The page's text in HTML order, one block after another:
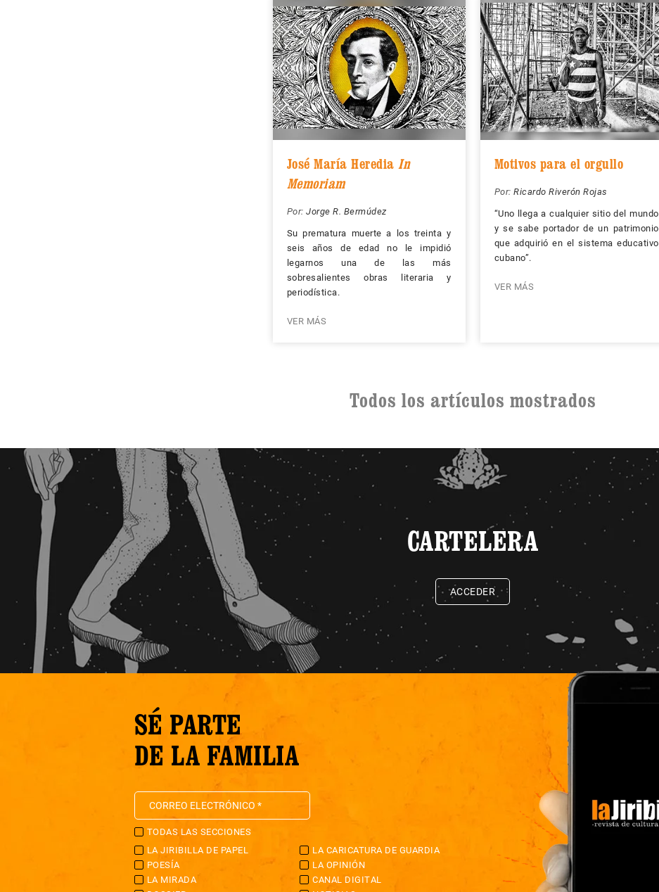
José María Heredia In
Memoriam
Por: Jorge R. Bermúdez
Su prematura muerte a los treinta y
seis años de edad no le impidió
legarnos una de las más
sobresalientes obras literaria y
periodística.
VER MÁS
Motivos para el orgullo
Por: Ricardo Riverón Rojas
“Uno llega a cualquier sitio del mundo
y se sabe portador de un patrimonio
que adquirió en el sistema educativo
cubano”.
VER MÁS
Todos los artículos mostrados
CARTELERA
ACCEDER
SÉ PARTE
DE LA FAMILIA
TODAS LAS SECCIONES
LA JIRIBILLA DE PAPEL
LA CARICATURA DE GUARDIA
POESÍA
LA OPINIÓN
LA MIRADA
CANAL DIGITAL